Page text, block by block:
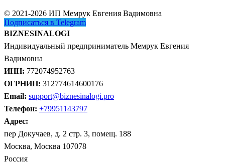
© 2021-2026 ИП Мемрук Евгения Вадимовна
Подписаться в Telegram
BIZNESINALOGI
Индивидуальный предприниматель Мемрук Евгения
Вадимовна
ИНН: 772074952763
ОГРНИП: 312774614600176
Email: support@biznesinalogi.pro
Телефон: +79951143797
Адрес:
пер Докучаев, д. 2 стр. 3, помещ. 188
Москва, Москва 107078
Россия